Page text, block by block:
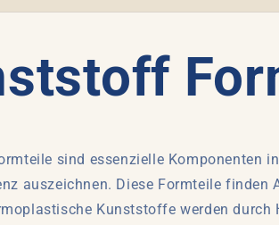
sind essenzielle Komponenten
auszeichnen. Diese Formteile
Kunststoffe werden